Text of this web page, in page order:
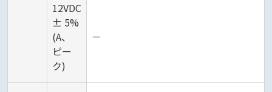
12VDC
± 5%
(A、
ピー
ク)
－